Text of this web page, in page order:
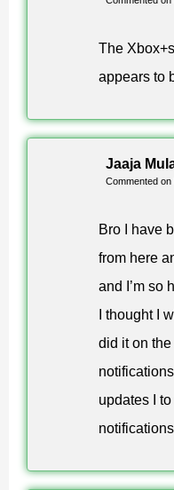
The
appears to
Jaaja
Commented
Bro I have
from here
and I’m so
I thought I
did it on
updates I
notifications